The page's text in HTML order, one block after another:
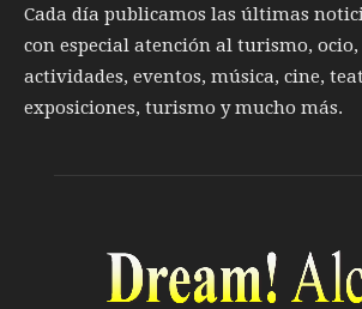
Cada día publicamos las últimas
con especial atención al turismo,
actividades, eventos, música, cine,
exposiciones, turismo y mucho más.